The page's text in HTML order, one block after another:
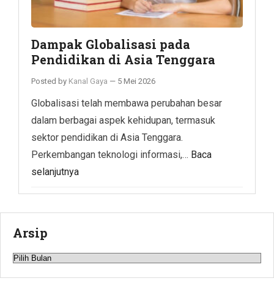
Dampak Globalisasi pada
Pendidikan di Asia Tenggara
Posted by Kanal Gaya — 5 Mei 2026
Globalisasi telah membawa perubahan besar
dalam berbagai aspek kehidupan, termasuk
sektor pendidikan di Asia Tenggara.
Perkembangan teknologi informasi,… Baca
selanjutnya
Arsip
Arsip